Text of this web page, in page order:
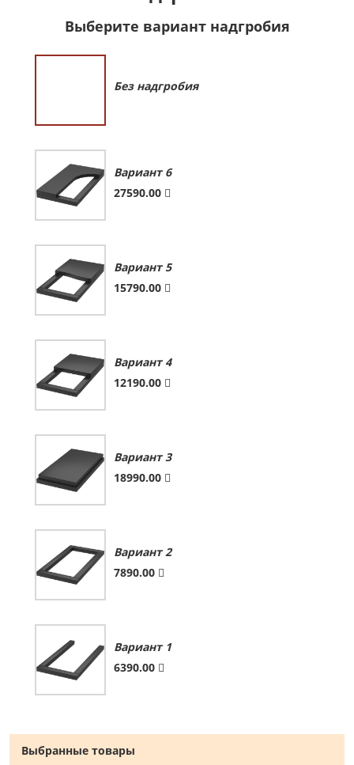
Выберите вариант надгробия
Без надгробия
Вариант 6
27590.00
Вариант 5
15790.00
Вариант 4
12190.00
Вариант 3
18990.00
Вариант 2
7890.00
Вариант 1
6390.00
Выбранные товары